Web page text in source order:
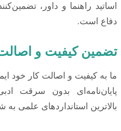
اساتید راهنما و داور،
دفاع است.
تضمین کیفیت و
ما به کیفیت و اصالت کار خود
بالاترین استانداردهای علمی